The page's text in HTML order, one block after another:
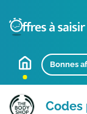
Bonnes
Codes